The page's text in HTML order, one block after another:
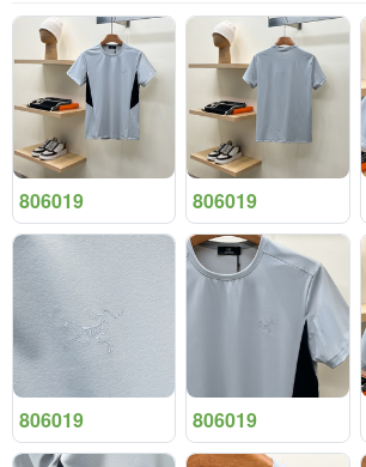
806019 806019
806019 806019